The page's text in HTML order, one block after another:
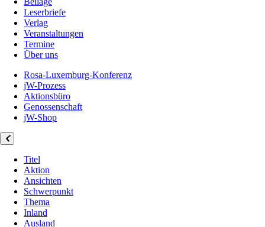
Leserbriefe
Verlag
Veranstaltungen
Termine
Über uns
Rosa-Luxemburg-Konferenz
jW-Prozess
Aktionsbüro
Genossenschaft
jW-Shop
Titel
Aktion
Ansichten
Schwerpunkt
Thema
Inland
Ausland